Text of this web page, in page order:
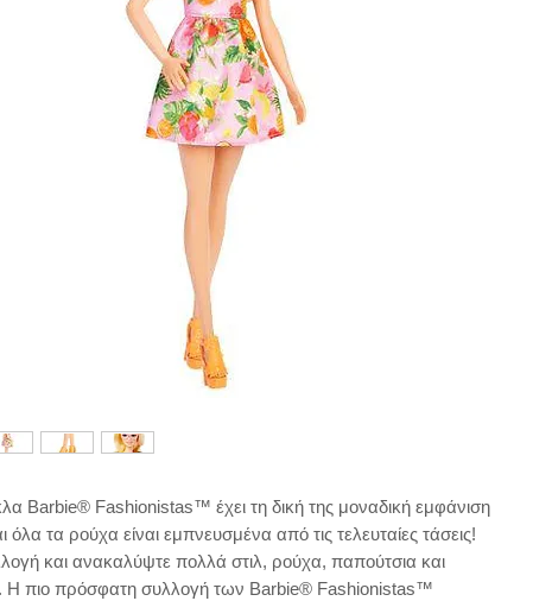
Barbie® Fashionistas™ έχει τη δική της μοναδική εμφάνιση
όλα τα ρούχα είναι εμπνευσμένα από τις τελευταίες τάσεις!
και ανακαλύψτε πολλά στιλ, ρούχα, παπούτσια και
Η πιο πρόσφατη συλλογή των Barbie® Fashionistas™